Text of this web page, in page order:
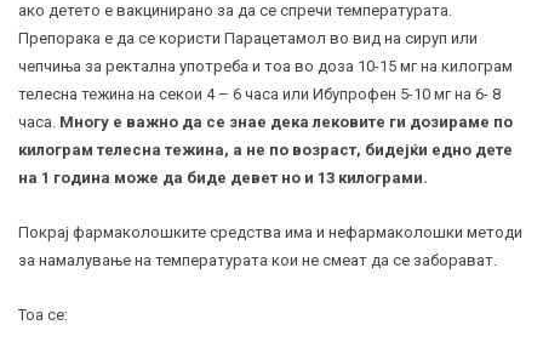
ако детето е вакцинирано за да се спречи температурата.
Препорака е да се користи Парацетамол во вид на сируп или
чепчиња за ректална употреба и тоа во доза 10-15 мг на килограм
телесна тежина на секои 4 – 6 часа или Ибупрофен 5-10 мг на 6- 8
часа. Многу е важно да се знае дека лековите ги дозираме по
килограм телесна тежина, а не по возраст, бидејќи едно дете
на 1 година може да биде девет но и 13 килограми.
Покрај фармаколошките средства има и нефармаколошки методи
за намалување на температурата кои не смеат да се заборават.
Тоа се: